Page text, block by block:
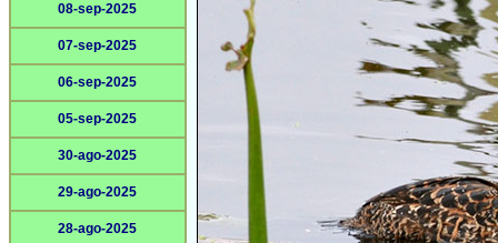
08-sep-2025
07-sep-2025
06-sep-2025
05-sep-2025
30-ago-2025
29-ago-2025
28-ago-2025